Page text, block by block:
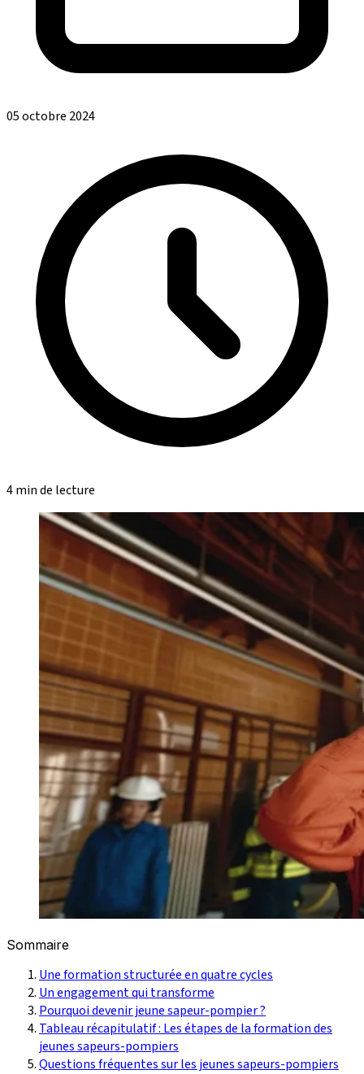
05 octobre 2024
4 min de lecture
Sommaire
Une formation structurée en quatre cycles
Un engagement qui transforme
Pourquoi devenir jeune sapeur-pompier ?
Tableau récapitulatif : Les étapes de la formation des
jeunes sapeurs-pompiers
Questions fréquentes sur les jeunes sapeurs-pompiers